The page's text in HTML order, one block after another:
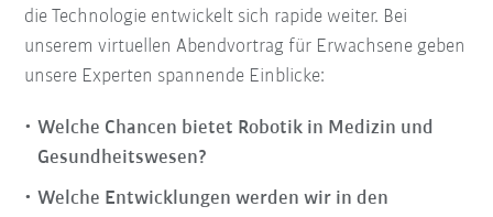
die Technologie entwickelt sich rapide weiter. Bei
unserem virtuellen Abendvortrag für Erwachsene geben
unsere Experten spannende Einblicke:
Welche Chancen bietet Robotik in Medizin und
Gesundheitswesen?
Welche Entwicklungen werden wir in den